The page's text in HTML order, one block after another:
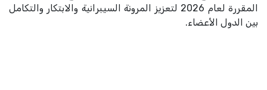
المقررة لعام 2026 لتعزيز المرونة السيبرانية والابتكار والتكامل
بين الدول الأعضاء.